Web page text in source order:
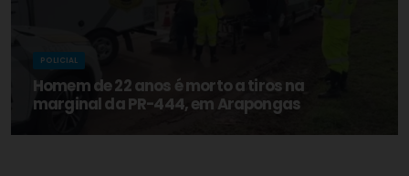
POLICIAL
Homem de 22 anos é morto a tiros na
marginal da PR-444, em Arapongas